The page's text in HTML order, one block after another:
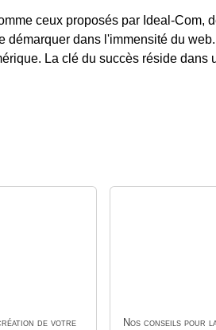
ceux proposés par Ideal-
dans l'immensité du
La clé du succès réside
de votre Nos conseils pour